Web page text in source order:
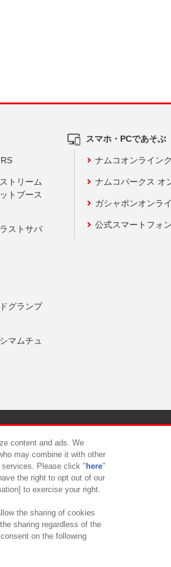
トリーム
トブース
ストサバ
グランプ
マムチュ
スマホ・PCであそぶ
ナムコオンライン
ナムコパークス オ
ガシャポンオンラ
公式スマートフォ
マーハラスメント対応方針
content and ads. We
may combine it with other
services. Please click " here"
the right to opt out of our
to exercise your right.
the sharing of cookies
sharing regardless of the
on the following